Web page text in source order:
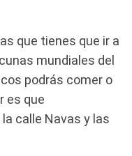
que tienes que ir a
mundiales del
podrás comer o
es que
calle Navas y las